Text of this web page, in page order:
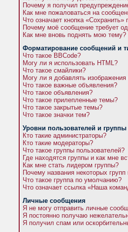
Почему я получил
Как мне пожаловаться на
Что означает кнопка
Почему моё сообщение требует
Как мне вновь поднять мою тему?
Форматирование сообщений и
Что такое BBCode?
Могу ли я использовать HTML?
Что такое смайлики?
Могу ли я добавлять
Что такое важные объявления?
Что такое объявления?
Что такое прилепленные темы?
Что такое закрытые темы?
Что такое значки тем?
Уровни пользователей и группы
Кто такие администраторы?
Кто такие модераторы?
Что такое группы пользователей?
Где находятся группы и как мне
Как мне стать лидером группы?
Почему названия некоторых
Что такое группа по умолчанию?
Что означает ссылка «Наша
Личные сообщения
Я не могу отправить личные
Я постоянно получаю
Я получил спам или